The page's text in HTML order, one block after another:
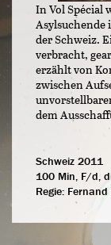
In Vol Spécial
Asylsuchende
der Schweiz.
verbracht,
erzählt von
zwischen
dem
Schweiz 2011
100 Min, F/d,
Regie: Fernand